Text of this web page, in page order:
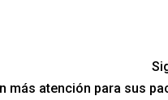
más atención para sus